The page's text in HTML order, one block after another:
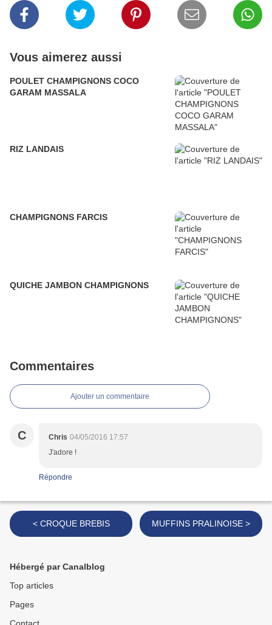
Vous aimerez aussi
POULET CHAMPIGNONS COCO
GARAM MASSALA
RIZ LANDAIS
CHAMPIGNONS FARCIS
QUICHE JAMBON CHAMPIGNONS
Commentaires
Ajouter un commentaire
C Chris 04/05/2016 17:57
J'adore !
Répondre
< CROQUE BREBIS MUFFINS PRALINOISE >
Hébergé par Canalblog
Top articles
Pages